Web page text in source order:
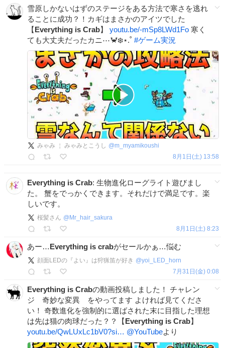
雪原しかないはずのステージをある方法で寒さを逃れ
ることに成功？！カギはまさかのアイツでした
【Everything is Crab】 youtu.be/-mSp8LWd1Fo 寒く
ても大丈夫だったカニ⋯🦀❄️⋆.˚ #ゲーム実況
みゃみ ￤ みゃみとこうし @m_myamikoushi
8月1日(土) 13:58
Everything is Crab: 生物進化ローグライト遊びまし
た。 蟹をでっかくできます。それだけで満足です。楽
しいです。
桜髪さん @ Mr_hair_sakura
8月1日(土) 8:23
あー…Everything is crabがセールかぁ…悩む
顔面LEDの『よい』は狩猟笛が好き @yoi_LED_horn
7月31日(金) 0:08
Everything is Crabの動画投稿しました！ チャレン
ジ 奇妙な変異 をやってます よければ見てくださ
い！ 奇数進化を強制的に選ばされた末に目指した理想
は先は猫の肉球だった？？【Everything is Crab】
youtu.be/QwLUxLc1bV0?si… @YouTubeより